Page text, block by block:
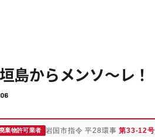
島からメンソ～レ！
棄物許可業者 岩国市指令 平28環事第33-12号